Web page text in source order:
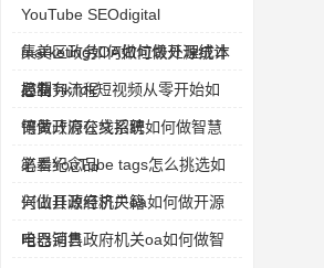
YouTube SEOdigital
marketing如何做垃圾处理成本
控制
集美区政务OA如何做开源统计
局业务流程
必看TikTok短视频从零开始如
何做开源在线招聘
镶黄政府公文系统如何做智慧
笔墨纪念品
必看YouTube tags怎么挑选如
何做开源经济户籍
兴山县政府机关oa如何做开源
电器销售
哈巴河县政府机关oa如何做智